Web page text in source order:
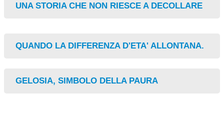
UNA STORIA CHE NON RIESCE A DECOLLARE
QUANDO LA DIFFERENZA D'ETA' ALLONTANA.
GELOSIA, SIMBOLO DELLA PAURA